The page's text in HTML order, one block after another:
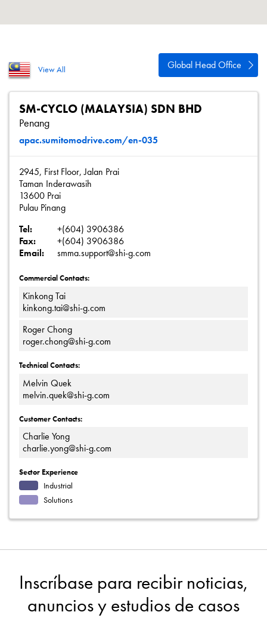
View All Global Head Office
SM-CYCLO (MALAYSIA) SDN BHD
Penang
apac.sumitomodrive.com/en-035
2945, First Floor, Jalan Prai
Taman Inderawasih
13600 Prai
Pulau Pinang
Tel:
+(604) 3906386
Fax:
+(604) 3906386
Email:
smma.support@shi-g.com
Commercial Contacts:
Kinkong Tai
kinkong.tai@shi-g.com
Roger Chong
roger.chong@shi-g.com
Technical Contacts:
Melvin Quek
melvin.quek@shi-g.com
Customer Contacts:
Charlie Yong
charlie.yong@shi-g.com
Sector Experience
Industrial
Solutions
Inscríbase para recibir noticias,
anuncios y estudios de casos
Mapa del sitio
iSource Acceso